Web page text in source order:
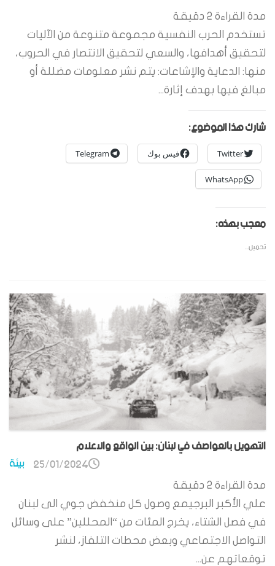
مدة القراءة 2 دقيقة
تستخدم الحرب النفسية مجموعة متنوعة من الآليات
لتحقيق أهدافها، والسعي لتحقيق الانتصار في الحروب،
منها: الدعاية والإشاعات: يتم نشر معلومات مضللة أو
مبالغ فيها بهدف إثارة...
شارك هذا الموضوع:
Twitter فيس بوك Telegram
WhatsApp
معجب بهذه:
تحميل...
التهويل بالعواصف في لبنان: بين الواقع والاعلام
بيئة 25/01/2024
مدة القراءة 2 دقيقة
علي الأكبر البرجيمع وصول كل منخفض جوي الى لبنان
في فصل الشتاء، يخرج المئات من “المحللين” على وسائل
التواصل الاجتماعي وبعض محطات التلفاز، لنشر
توقعاتهم عن...